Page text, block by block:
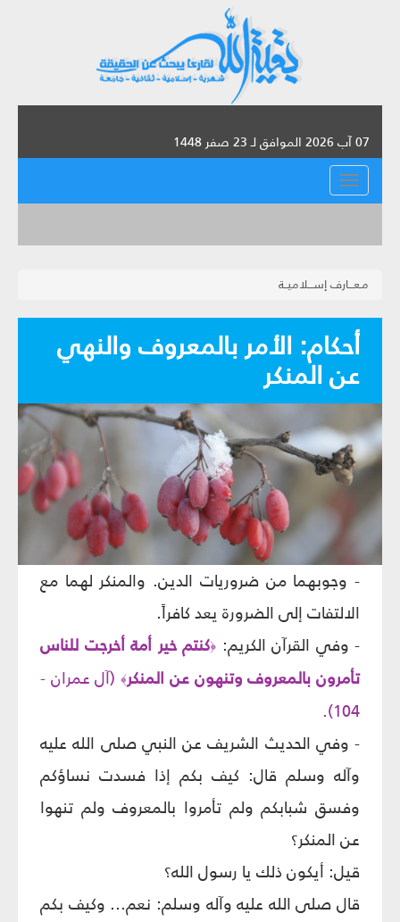
07 آب 2026 الموافق لـ 23 صفر 1448
القائمة
مـعـــارف إســـلاميــة
أحكام‏: الأمر بالمعروف والنهي
عن المنكر
- وجوبهما من ضروريات الدين. والمنكر لهما مع
الالتفات إلى الضرورة يعد كافراً.
- وفي القرآن الكريم: ﴿كنتم خير أمة أخرجت للناس
تأمرون بالمعروف وتنهون عن المنكر﴾(آل عمران -
104).
- وفي الحديث الشريف عن النبي صلى الله عليه
وآله وسلم قال: كيف بكم إذا فسدت نساؤكم
وفسق شبابكم ولم تأمروا بالمعروف ولم تنهوا
عن المنكر؟
قيل: أيكون ذلك يا رسول الله؟
قال صلى الله عليه وآله وسلم: نعم... وكيف بكم